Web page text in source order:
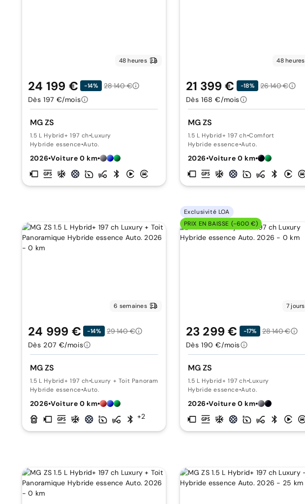
48 heures
MG ZS
1.5 L Hybrid+ 197 ch•Luxury
Hybride essence•Auto.
2026•Voiture 0 km•
24 199 € -14%
28 140 €
Dès 197 €/mois
48 heures
MG ZS
1.5 L Hybrid+ 197 ch•Comfort
Hybride essence•Auto.
2026•Voiture 0 km•
21 399 € -18%
26 140 €
Dès 168 €/mois
6 semaines
MG ZS
1.5 L Hybrid+ 197 ch•Luxury + Toit Panoramique
Hybride essence•Auto.
2026•Voiture 0 km•
+2
24 999 € -14%
29 140 €
Dès 207 €/mois
Exclusivité LOA
PRIX EN BAISSE (-600 €)
7 jours
MG ZS
1.5 L Hybrid+ 197 ch•Luxury
Hybride essence•Auto.
2026•Voiture 0 km•
23 299 € -17%
28 140 €
Dès 190 €/mois